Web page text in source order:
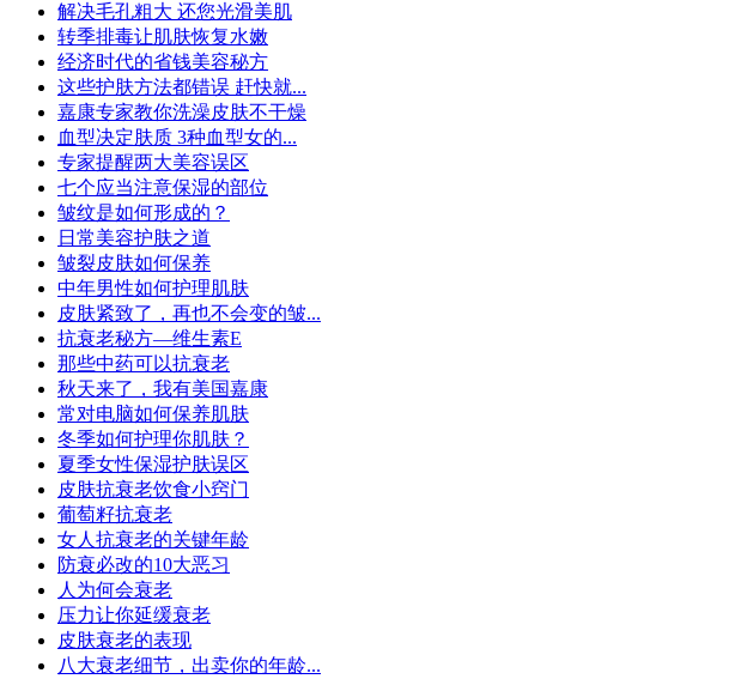
解决毛孔粗大 还您光滑美肌
转季排毒让肌肤恢复水嫩
经济时代的省钱美容秘方
这些护肤方法都错误 赶快就...
嘉康专家教你洗澡皮肤不干燥
血型决定肤质 3种血型女的...
专家提醒两大美容误区
七个应当注意保湿的部位
皱纹是如何形成的？
日常美容护肤之道
皱裂皮肤如何保养
中年男性如何护理肌肤
皮肤紧致了，再也不会变的皱...
抗衰老秘方—维生素E
那些中药可以抗衰老
秋天来了，我有美国嘉康
常对电脑如何保养肌肤
冬季如何护理你肌肤？
夏季女性保湿护肤误区
皮肤抗衰老饮食小窍门
葡萄籽抗衰老
女人抗衰老的关键年龄
防衰必改的10大恶习
人为何会衰老
压力让你延缓衰老
皮肤衰老的表现
八大衰老细节，出卖你的年龄...